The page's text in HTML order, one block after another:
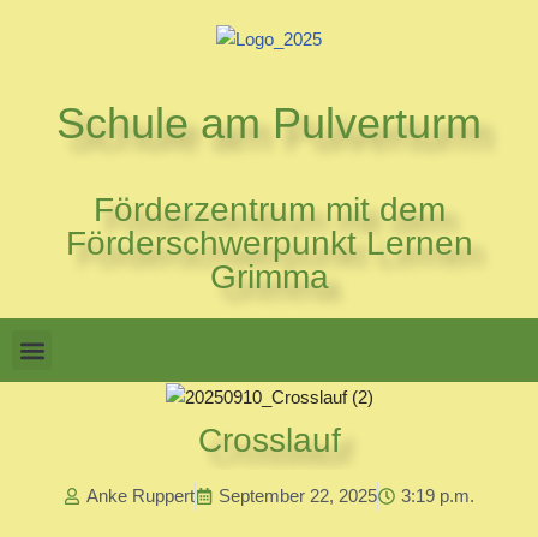
springenSchule am Pulverturm
Förderzentrum mit dem
Förderschwerpunkt Lernen
Grimma
Crosslauf
Anke Ruppert September 22, 2025 3:19 p.m.